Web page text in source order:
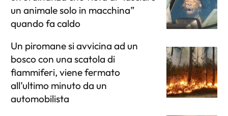
un animale solo in macchina”
quando fa caldo
Un piromane si avvicina ad un
bosco con una scatola di
fiammiferi, viene fermato
all’ultimo minuto da un
automobilista